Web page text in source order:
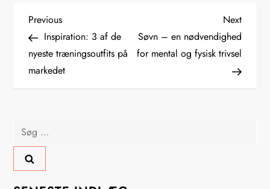
I
n
d
æ
g
Previous
Post
Previous
Inspiration: 3 af de
nyeste træningsoutfits på
markedet
Next
Post
Next
Søvn – en nødvendighed
for mental og fysisk trivsel
Søg
efter: